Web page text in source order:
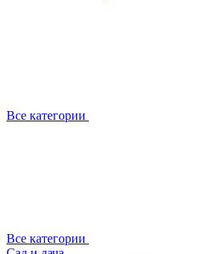
Все категории
Все категории